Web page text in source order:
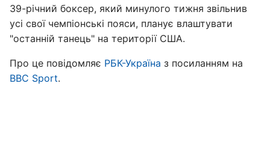
39-річний боксер, який минулого тижня звільнив
усі свої чемпіонські пояси, планує влаштувати
"останній танець" на території США.
Про це повідомляє РБК-Україна з посиланням на
BBC Sport.